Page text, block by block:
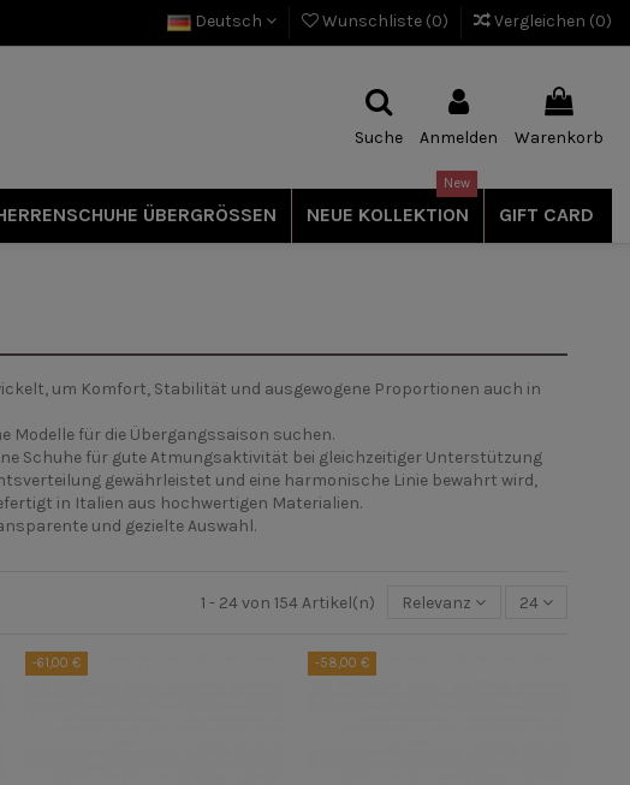
Deutsch Wunschliste (0) Vergleichen (0)
Suche Anmelden Warenkorb
ÜBERGRÖSSEN NEUE KOLLEKTION
New
GIFT CARD
um Komfort, Stabilität und ausgewogene Proportionen auch in
Modelle für die Übergangssaison suchen.
Schuhe für gute Atmungsaktivität bei gleichzeitiger Unterstützung
gewährleistet und eine harmonische Linie bewahrt wird,
in Italien aus hochwertigen Materialien.
und gezielte Auswahl.
1 - 24 von 154 Artikel(n) Relevanz 24
-61,00 € -58,00 €